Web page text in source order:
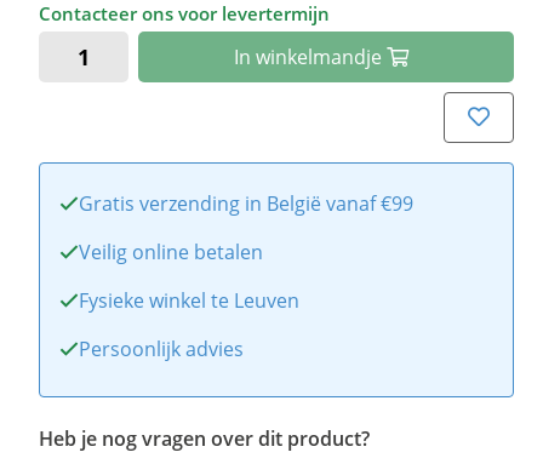
Contacteer ons voor levertermijn
In winkelmandje
Gratis verzending in België vanaf €99
Veilig online betalen
Fysieke winkel te Leuven
Persoonlijk advies
Heb je nog vragen over dit product?